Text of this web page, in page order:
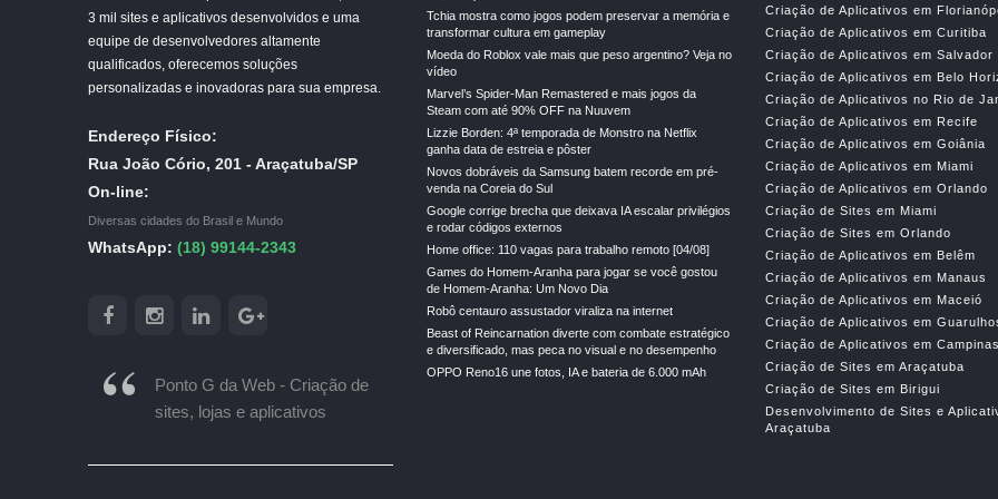
3 mil sites e aplicativos desenvolvidos e uma
equipe de desenvolvedores altamente
qualificados, oferecemos soluções
personalizadas e inovadoras para sua empresa.
Endereço Físico:
Rua João Cório, 201 - Araçatuba/SP
On-line:
Diversas cidades do Brasil e Mundo
WhatsApp: (18) 99144-2343
Ponto G da Web - Criação de
sites, lojas e aplicativos
Tchia mostra como jogos podem preservar a memória e
transformar cultura em gameplay
Moeda do Roblox vale mais que peso argentino? Veja no
vídeo
Marvel’s Spider-Man Remastered e mais jogos da
Steam com até 90% OFF na Nuuvem
Lizzie Borden: 4ª temporada de Monstro na Netflix
ganha data de estreia e pôster
Novos dobráveis da Samsung batem recorde em pré-
venda na Coreia do Sul
Google corrige brecha que deixava IA escalar privilégios
e rodar códigos externos
Home office: 110 vagas para trabalho remoto [04/08]
Games do Homem-Aranha para jogar se você gostou
de Homem-Aranha: Um Novo Dia
Robô centauro assustador viraliza na internet
Beast of Reincarnation diverte com combate estratégico
e diversificado, mas peca no visual e no desempenho
OPPO Reno16 une fotos, IA e bateria de 6.000 mAh
Criação de Aplicativos em
Criação de Aplicativos em Curitiba
Criação de Aplicativos em Salvador
Criação de Aplicativos em Belo
Criação de Aplicativos no Rio de
Criação de Aplicativos em Recife
Criação de Aplicativos em Goiânia
Criação de Aplicativos em Miami
Criação de Aplicativos em Orlando
Criação de Sites em Miami
Criação de Sites em Orlando
Criação de Aplicativos em Belêm
Criação de Aplicativos em Manaus
Criação de Aplicativos em Maceió
Criação de Aplicativos em
Criação de Aplicativos em Campinas
Criação de Sites em Araçatuba
Criação de Sites em Birigui
Desenvolvimento de Sites e
Araçatuba